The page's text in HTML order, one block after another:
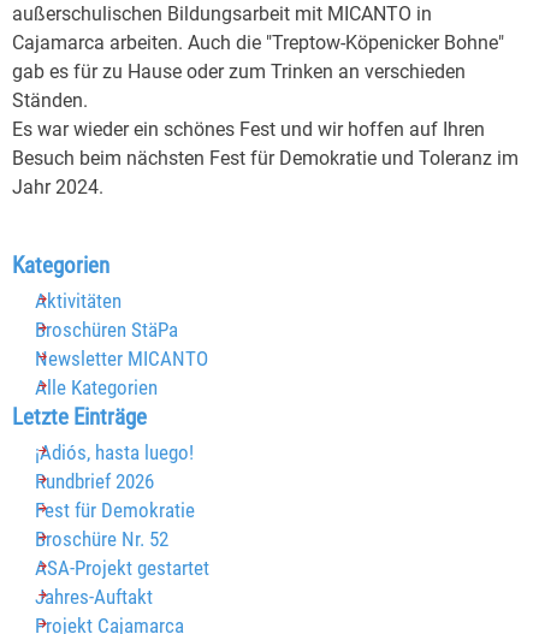
außerschulischen Bildungsarbeit mit MICANTO in
Cajamarca arbeiten. Auch die "Treptow-Köpenicker Bohne"
gab es für zu Hause oder zum Trinken an verschieden
Ständen.
Es war wieder ein schönes Fest und wir hoffen auf Ihren
Besuch beim nächsten Fest für Demokratie und Toleranz im
Jahr 2024.
Block überspringen Kategorien
Kategorien
Aktivitäten
Broschüren StäPa
Newsletter MICANTO
Alle Kategorien
Block überspringen Letzte Einträge
Letzte Einträge
¡Adiós, hasta luego!
Rundbrief 2026
Fest für Demokratie
Broschüre Nr. 52
ASA-Projekt gestartet
Jahres-Auftakt
Projekt Cajamarca